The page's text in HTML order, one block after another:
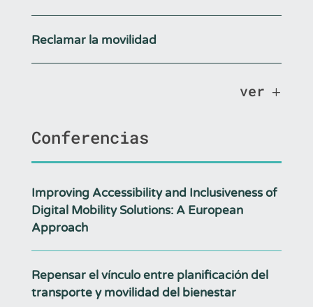
Reclamar la movilidad
ver
Conferencias
Improving Accessibility and Inclusiveness of
Digital Mobility Solutions: A European
Approach
Repensar el vínculo entre planificación del
transporte y movilidad del bienestar